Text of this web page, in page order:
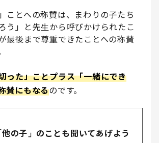
ことへの称賛は、まわりの子たち
う」と先生から呼びかけられたこ
最後まで尊重できたことへの称賛
った」ことプラス「一緒にでき
賛にもなるのです。
他の子」のことも聞いてあげよう